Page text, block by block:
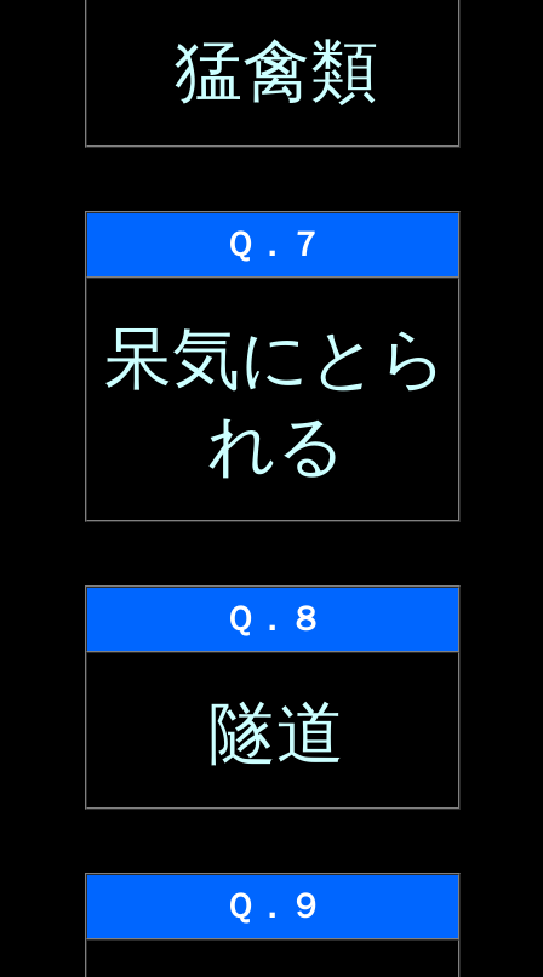
猛禽類
Ｑ．７
呆気にとら
れる
Ｑ．８
隧道
Ｑ．９